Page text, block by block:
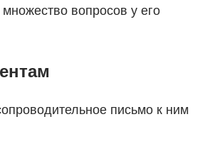
вопросов у его
письмо к ним